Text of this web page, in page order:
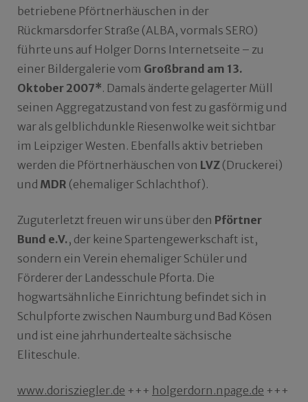
betriebene Pförtnerhäuschen in der
Rückmarsdorfer Straße (ALBA, vormals SERO)
führte uns auf Holger Dorns Internetseite – zu
einer Bildergalerie vom Großbrand am 13.
Oktober 2007*. Damals änderte gelagerter Müll
seinen Aggregatzustand von fest zu gasförmig und
war als gelblichdunkle Riesenwolke weit sichtbar
im Leipziger Westen. Ebenfalls aktiv betrieben
werden die Pförtnerhäuschen von LVZ (Druckerei)
und MDR (ehemaliger Schlachthof).
Zuguterletzt freuen wir uns über den Pförtner
Bund e.V., der keine Spartengewerkschaft ist,
sondern ein Verein ehemaliger Schüler und
Förderer der Landesschule Pforta. Die
hogwartsähnliche Einrichtung befindet sich in
Schulpforte zwischen Naumburg und Bad Kösen
und ist eine jahrhundertealte sächsische
Eliteschule.
www.dorisziegler.de +++ holgerdorn.npage.de +++